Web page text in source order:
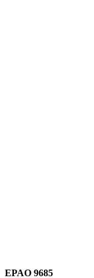
EPAO 9685